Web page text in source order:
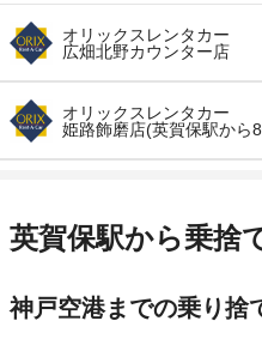
オリックスレンタカー
広畑北野カウンター店
営業時間
(月・水・木・
09:00 ～ 17:00
アクセス 英賀保駅より
内
オリックスレンタカー
姫路飾磨店(英賀保駅から
アクセス 英賀保駅より
店舗詳細 店舗詳細ページ
英賀保駅から乗捨
神戸空港までの乗り捨